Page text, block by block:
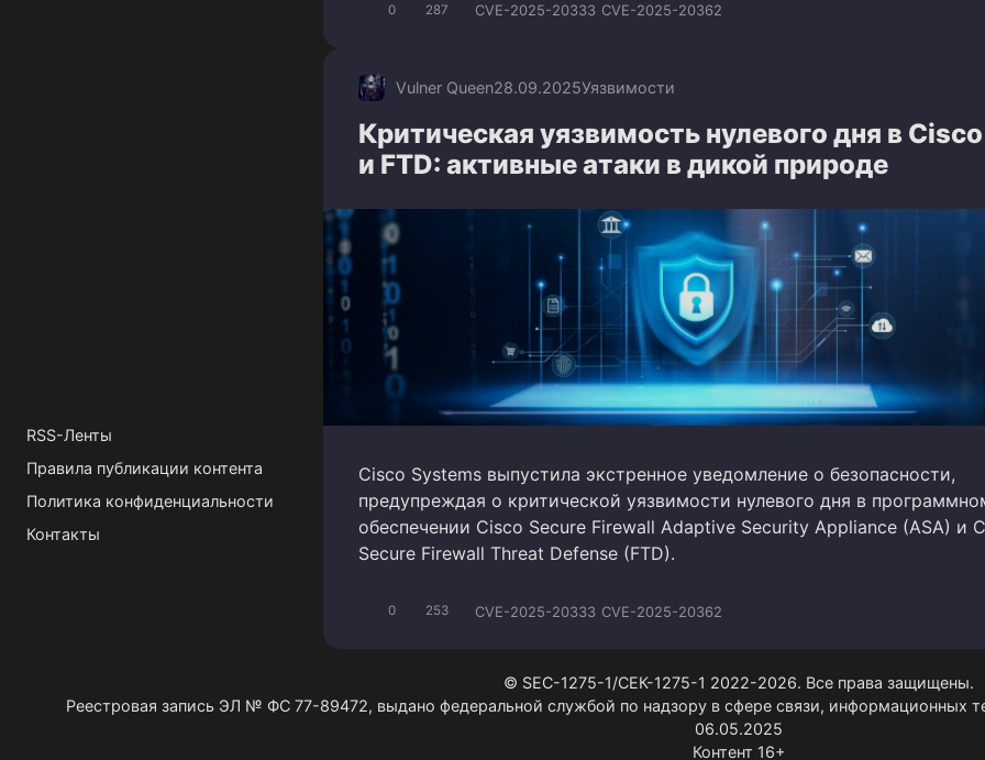
0 287 CVE-2025-20333 CVE-2025-20362
Vulner Queen28.09.2025Уязвимости
Критическая уязвимость нулевого дня в
и FTD: активные атаки в дикой природе
Cisco Systems выпустила экстренное уведомление о безопасности,
предупреждая о критической уязвимости нулевого дня в
обеспечении Cisco Secure Firewall Adaptive Security Appliance (ASA) и
Secure Firewall Threat Defense (FTD).
0 253 CVE-2025-20333 CVE-2025-20362
RSS-Ленты
Правила публикации контента
Политика конфиденциальности
Контакты
© SEC-1275-1/СЕК-1275-1 2022-2026. Все права защищены.
Реестровая запись ЭЛ № ФС 77-89472, выдано федеральной службой по надзору в сфере связи, информационных
06.05.2025
Контент 16+